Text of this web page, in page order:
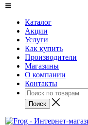
Каталог
Акции
Услуги
Как купить
Производители
Магазины
О компании
Контакты